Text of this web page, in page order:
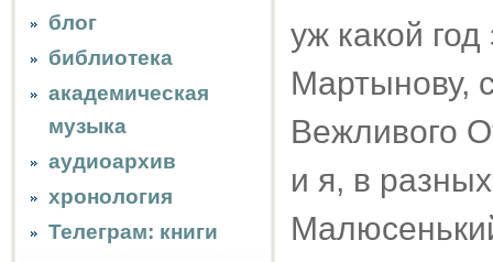
блог
библиотека
академическая
музыка
аудиоархив
хронология
Телеграм: книги
уж какой
Мартынову,
Вежливого
и я, в